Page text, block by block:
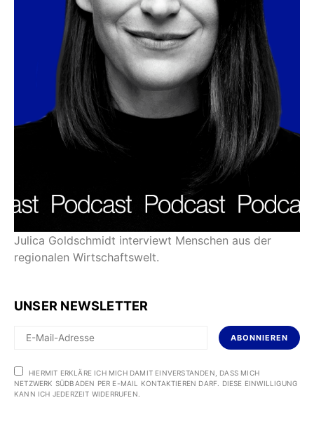
Julica Goldschmidt interviewt Menschen aus der
regionalen Wirtschaftswelt.
UNSER NEWSLETTER
ABONNIEREN
HIERMIT ERKLÄRE ICH MICH DAMIT EINVERSTANDEN, DASS MICH
NETZWERK SÜDBADEN PER E-MAIL KONTAKTIEREN DARF. DIESE EINWILLIGUNG
KANN ICH JEDERZEIT WIDERRUFEN.